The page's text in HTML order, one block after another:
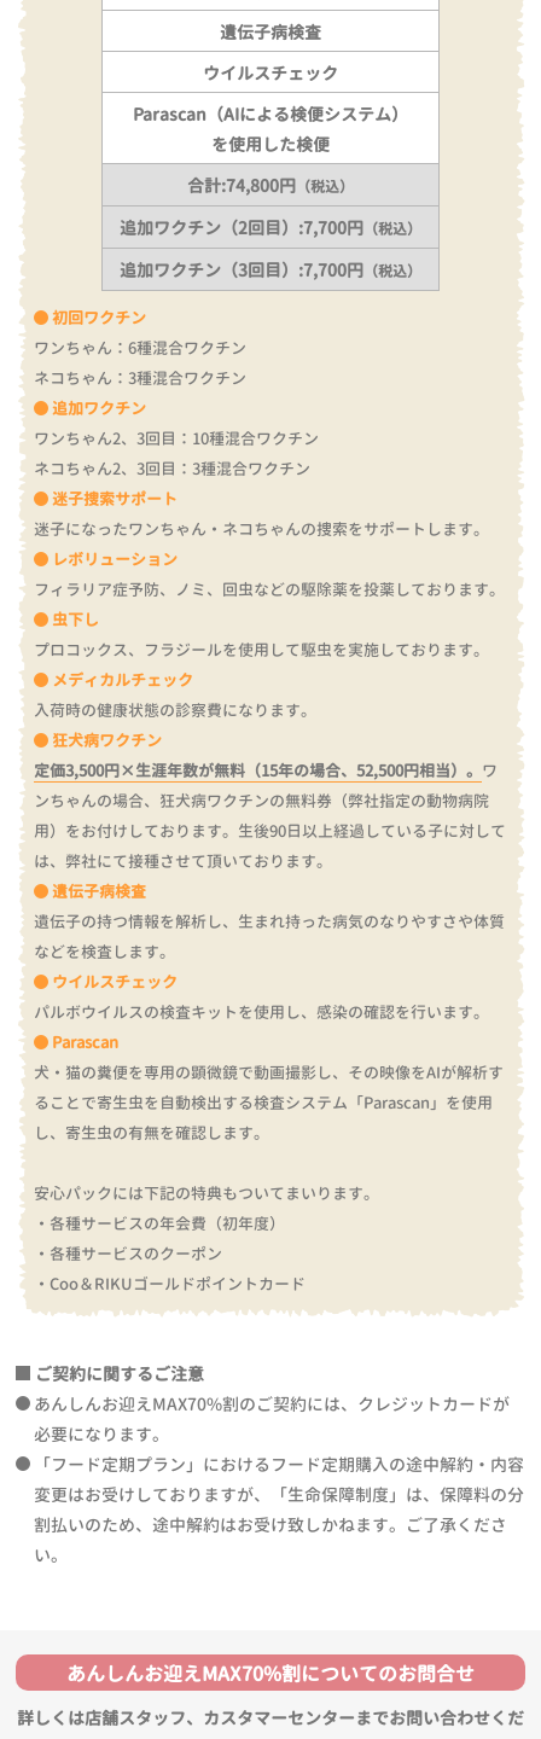
初回ワクチン
ワンちゃん：6種混合ワクチン
ネコちゃん：3種混合ワクチン
追加ワクチン
ワンちゃん2、3回目：10種混合ワクチン
ネコちゃん2、3回目：3種混合ワクチン
迷子捜索サポート
迷子になったワンちゃん・ネコちゃんの捜索をサポートします。
レボリューション
フィラリア症予防、ノミ、回虫などの駆除薬を投薬しております。
虫下し
プロコックス、フラジールを使用して駆虫を実施しております。
メディカルチェック
入荷時の健康状態の診察費になります。
狂犬病ワクチン
定価3,500円×生涯年数が無料（15年の場合、52,500円相当）。 ワ
ンちゃんの場合、狂犬病ワクチンの無料券（弊社指定の動物病院
用）をお付けしております。 生後90日以上経過している子に対して
は、弊社にて接種させて頂いております。
遺伝子病検査
遺伝子の持つ情報を解析し、生まれ持った病気のなりやすさや体質
などを検査します。
ウイルスチェック
パルボウイルスの検査キットを使用し、感染の確認を行います。
Parascan
犬・猫の糞便を専用の顕微鏡で動画撮影し、その映像をAIが解析す
ることで寄生虫を自動検出する検査システム「Parascan」を使用
し、寄生虫の有無を確認します。
安心パックには下記の特典もついてまいります。
・各種サービスの年会費（初年度）
・各種サービスのクーポン
・Coo＆RIKUゴールドポイントカード
遺伝子病検査
ウイルスチェック
Parascan（AIによる検便システム）
を使用した検便
合計:74,800円 （税込）
追加ワクチン（2回目）:7,700円 （税込）
追加ワクチン（3回目）:7,700円 （税込）
ご契約に関するご注意
あんしんお迎えMAX70%割のご契約には、クレジットカードが
必要になります。
「フード定期プラン」におけるフード定期購入の途中解約・内容
変更はお受けしておりますが、「生命保障制度」は、保障料の分
割払いのため、途中解約はお受け致しかねます。ご了承くださ
い。
あんしんお迎えMAX70%割についてのお問合せ
詳しくは店舗スタッフ、カスタマーセンターまでお問い合わせくだ